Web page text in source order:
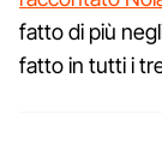
fatto di più
fatto in tutti i